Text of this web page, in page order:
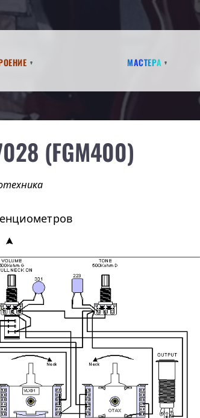
Мастера
(FGM400)